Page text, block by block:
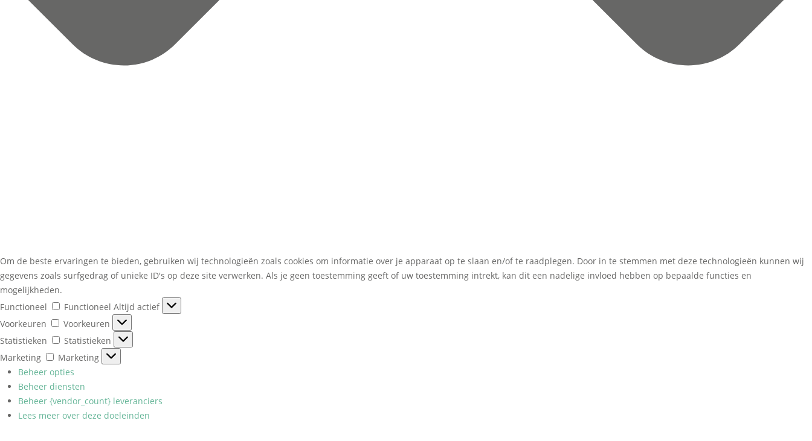
Om de beste ervaringen te bieden, gebruiken wij technologieën zoals cookies om informatie over je apparaat op te slaan en/of te raadplegen. Door in te stemmen met deze technologieën kunnen wij
gegevens zoals surfgedrag of unieke ID's op deze site verwerken. Als je geen toestemming geeft of uw toestemming intrekt, kan dit een nadelige invloed hebben op bepaalde functies en
mogelijkheden.
Functioneel
Functioneel Altijd actief
Voorkeuren
Voorkeuren
Statistieken
Statistieken
Marketing
Marketing
Beheer opties
Beheer diensten
Beheer {vendor_count} leveranciers
Lees meer over deze doeleinden